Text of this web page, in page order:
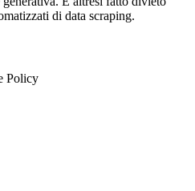
di data scraping.
Policy